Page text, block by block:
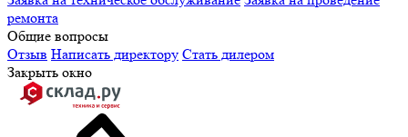
ремонта
Общие вопросы
Отзыв Написать директору Стать дилером
Закрыть окно